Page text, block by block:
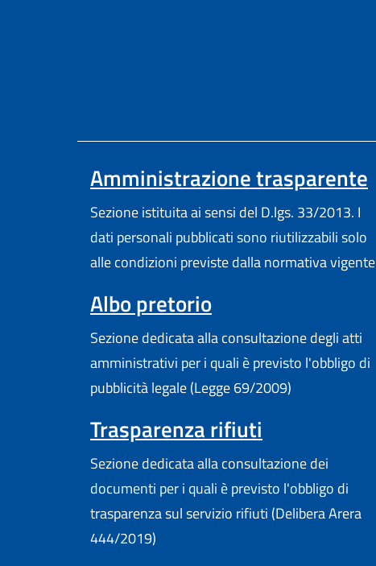
Amministrazione trasparente
Sezione istituita ai sensi del D.lgs. 33/2013. I
dati personali pubblicati sono riutilizzabili solo
alle condizioni previste dalla normativa vigente
Albo pretorio
Sezione dedicata alla consultazione degli atti
amministrativi per i quali è previsto l'obbligo di
pubblicità legale (Legge 69/2009)
Trasparenza rifiuti
Sezione dedicata alla consultazione dei
documenti per i quali è previsto l'obbligo di
trasparenza sul servizio rifiuti (Delibera Arera
444/2019)